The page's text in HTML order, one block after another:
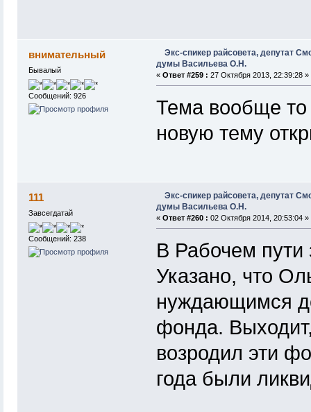
внимательный
Бывалый
Сообщений: 926
Экс-спикер райсовета, депутат
думы Васильева О.Н.
« Ответ #259 : 27 Октября 2013, 22:39:28 »
Тема вообще
новую тему
111
Завсегдатай
Сообщений: 238
Экс-спикер райсовета, депутат
думы Васильева О.Н.
« Ответ #260 : 02 Октября 2014, 20:53:04 »
В Рабочем пути
Указано, что
нуждающимся
фонда.
возродил эти
года были